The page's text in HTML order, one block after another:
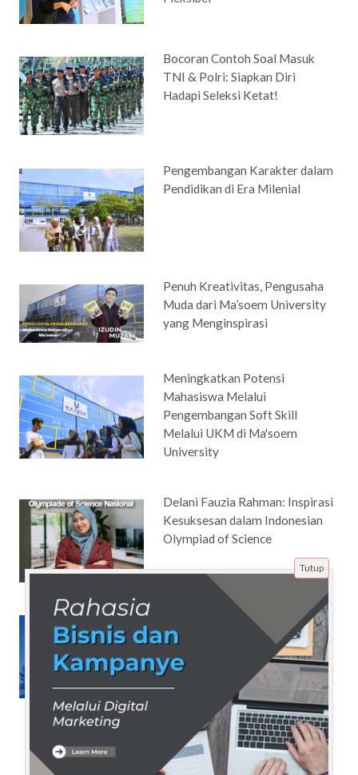
Bocoran Contoh Soal Masuk
TNI & Polri: Siapkan Diri
Hadapi Seleksi Ketat!
Pengembangan Karakter dalam
Pendidikan di Era Milenial
Penuh Kreativitas, Pengusaha
Muda dari Ma’soem University
yang Menginspirasi
Meningkatkan Potensi
Mahasiswa Melalui
Pengembangan Soft Skill
Melalui UKM di Ma'soem
University
Delani Fauzia Rahman: Inspirasi
Kesuksesan dalam Indonesian
Olympiad of Science
Strategi Branding dan SEO
Lokal untuk UMKM Modern:
Cara Membangun Kepercayaan
Audiens, Meningkatkan Traffic
Organik, dan Memperkuat
Posisi Bisnis di Era Digital
Berbasis AI Search
Tutup